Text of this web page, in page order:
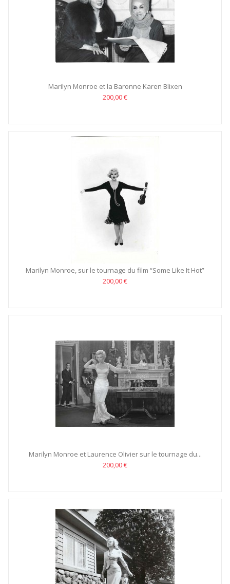
Marilyn Monroe et la Baronne Karen Blixen
200,00 €
Marilyn Monroe, sur le tournage du film “Some Like It Hot”
200,00 €
Marilyn Monroe et Laurence Olivier sur le tournage du...
200,00 €